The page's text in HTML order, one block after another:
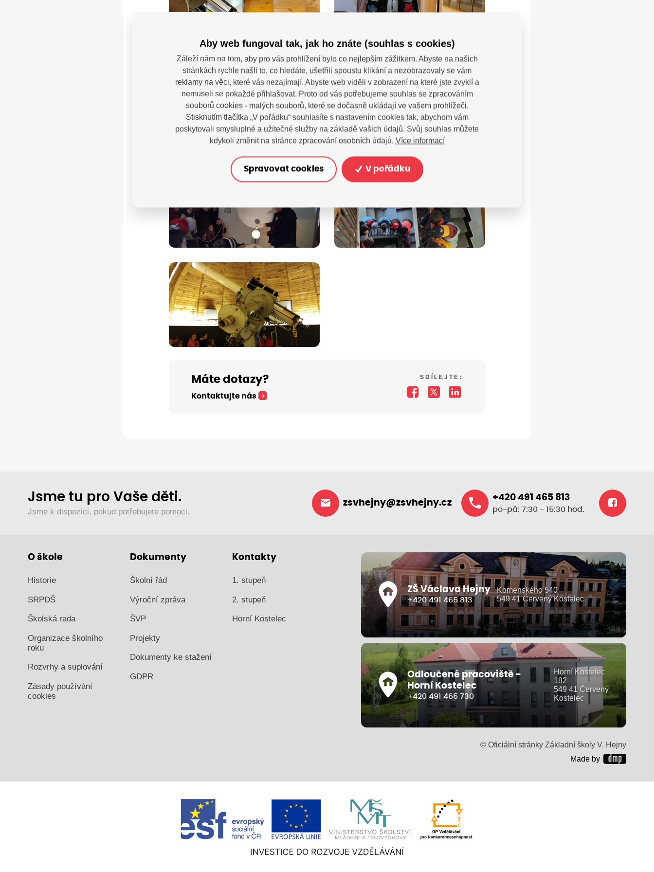
Máte dotazy?
Kontaktujte nás
SDÍLEJTE:
Jsme tu pro Vaše děti.
Jsme k dispozici, pokud potřebujete pomoci.
zsvhejny@zsvhejny.cz
+420 491 465 813
po-pá: 7:30 - 15:30 hod.
O škole
Historie
SRPDŠ
Školská rada
Organizace školního
roku
Rozvrhy a suplování
Zásady používání
cookies
Dokumenty
Školní řád
Výroční zpráva
ŠVP
Projekty
Dokumenty ke stažení
GDPR
Kontakty
1. stupeň
2. stupeň
Horní Kostelec
ZŠ Václava Hejny
+420 491 465 813
Komenského 540
549 41 Červený Kostelec
Odloučené pracoviště -
Horní Kostelec
+420 491 465 730
Horní Kostelec
182
549 41 Červený
Kostelec
© Oficiální stránky Základní školy V. Hejny
Made by
Aby web fungoval tak, jak ho znáte (souhlas s cookies)
Záleží nám na tom, aby pro vás prohlížení bylo co nejlepším zážitkem. Abyste na našich
stránkách rychle našli to, co hledáte, ušetřili spoustu klikání a nezobrazovaly se vám
reklamy na věci, které vás nezajímají. Abyste web viděli v zobrazení na které jste zvyklí a
nemuseli se pokaždé přihlašovat. Proto od vás potřebujeme souhlas se zpracováním
souborů cookies - malých souborů, které se dočasně ukládají ve vašem prohlížeči.
Stisknutím tlačítka „V pořádku“ souhlasíte s nastavením cookies tak, abychom vám
poskytovali smysluplné a užitečné služby na základě vašich údajů. Svůj souhlas můžete
kdykoli změnit na stránce zpracování osobních údajů. Více informací
Spravovat cookies V pořádku